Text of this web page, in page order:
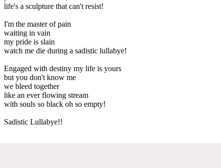
life's a sculpture that can't resist!
I'm the master of pain
waiting in vain
my pride is slain
watch me die during a sadistic lullabye!
Engaged with destiny my life is yours
but you don't know me
we bleed together
like an ever flowing stream
with souls so black oh so empty!
Sadistic Lullabye!!